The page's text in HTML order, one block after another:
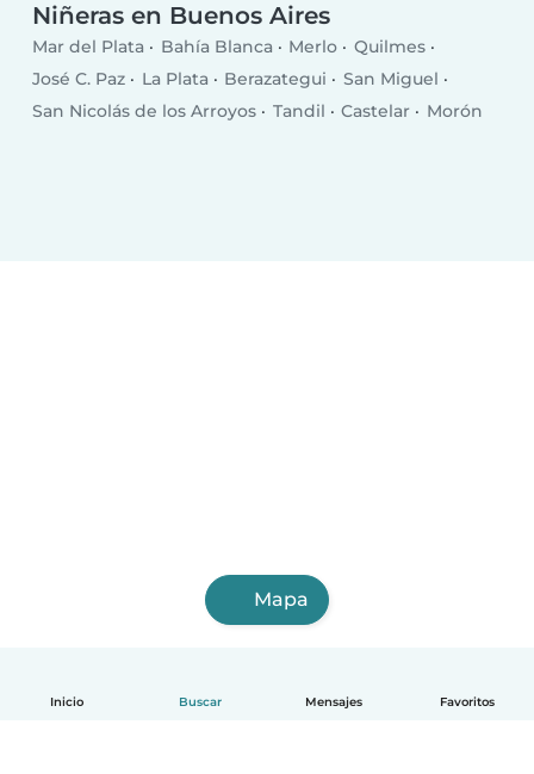
Inicio Buscar Mensajes Favoritos
Niñeras en Buenos Aires
Mar del Plata Bahía Blanca Merlo
Quilmes
José C. Paz
La Plata Berazategui
San Miguel
San Nicolás de los Arroyos
Tandil Castelar Morón
Mapa